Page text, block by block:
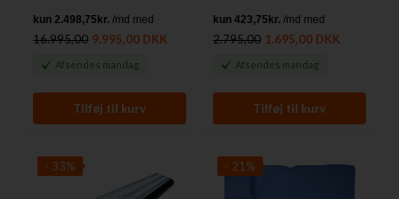
16.995,00 9.995,00 DKK
Afsendes mandag
2.795,00 1.695,00 DKK
Afsendes mandag
- 33% - 21%